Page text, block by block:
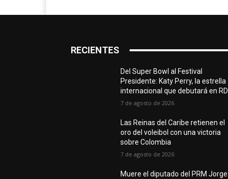
RECIENTES
Del Super Bowl al Festival
Presidente: Katy Perry, la estrella
internacional que debutará en RD
7 de agosto de 2026
Las Reinas del Caribe retienen el
oro del voleibol con una victoria
sobre Colombia
7 de agosto de 2026
Muere el diputado del PRM Jorge